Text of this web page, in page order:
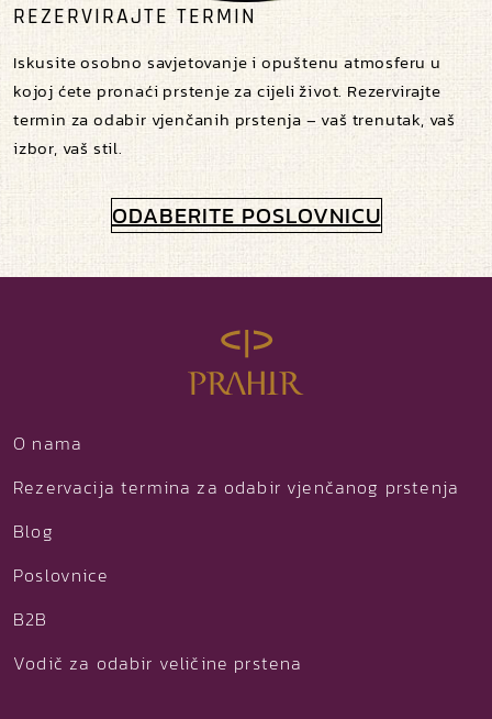
REZERVIRAJTE TERMIN
Iskusite osobno savjetovanje i opuštenu atmosferu u
kojoj ćete pronaći prstenje za cijeli život. Rezervirajte
termin za odabir vjenčanih prstenja – vaš trenutak, vaš
izbor, vaš stil.
ODABERITE POSLOVNICU
O nama
Rezervacija termina za odabir vjenčanog prstenja
Blog
Poslovnice
B2B
Vodič za odabir veličine prstena